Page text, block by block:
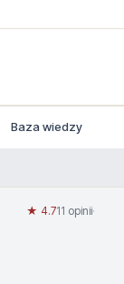
Baza wiedzy
★ 4.711 opinii·